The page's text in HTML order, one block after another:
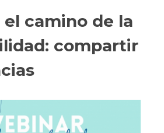
el camino de la
compartir